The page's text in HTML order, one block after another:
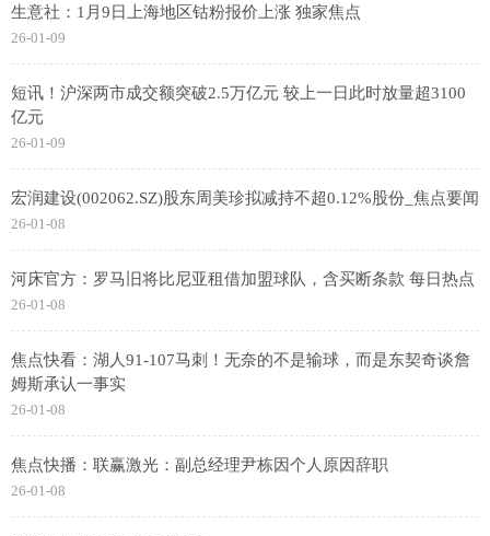
生意社：1月9日上海地区钴粉报价上涨 独家焦点
26-01-09
短讯！沪深两市成交额突破2.5万亿元 较上一日此时放量超3100
亿元
26-01-09
宏润建设(002062.SZ)股东周美珍拟减持不超0.12%股份_焦点要闻
26-01-08
河床官方：罗马旧将比尼亚租借加盟球队，含买断条款 每日热点
26-01-08
焦点快看：湖人91-107马刺！无奈的不是输球，而是东契奇谈詹
姆斯承认一事实
26-01-08
焦点快播：联赢激光：副总经理尹栋因个人原因辞职
26-01-08